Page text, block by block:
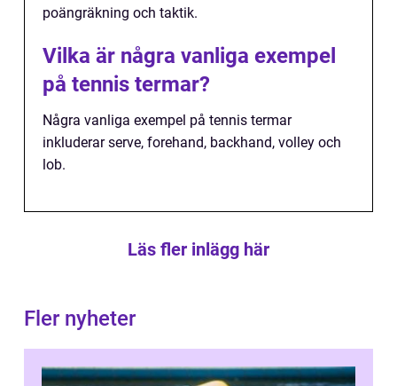
poängräkning och taktik.
Vilka är några vanliga exempel
på tennis termar?
Några vanliga exempel på tennis termar
inkluderar serve, forehand, backhand, volley och
lob.
Läs fler inlägg här
Fler nyheter